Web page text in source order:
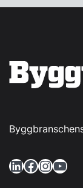
LinkedIn Facebook InstagramYouTube